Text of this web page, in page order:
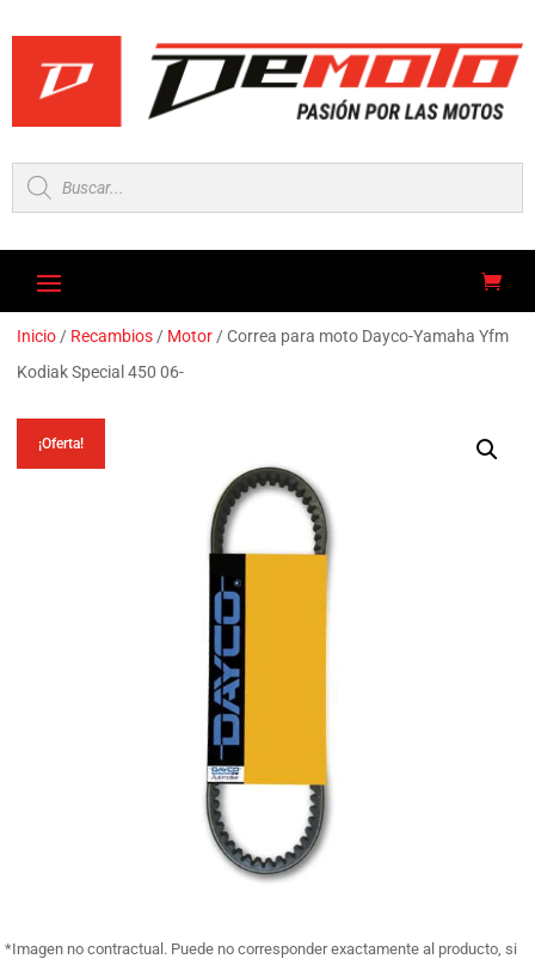
Búsqueda
de
productos
Inicio / Recambios / Motor / Correa para moto Dayco-Yamaha Yfm
Kodiak Special 450 06-
¡Oferta!
*Imagen no contractual. Puede no corresponder exactamente al producto, si